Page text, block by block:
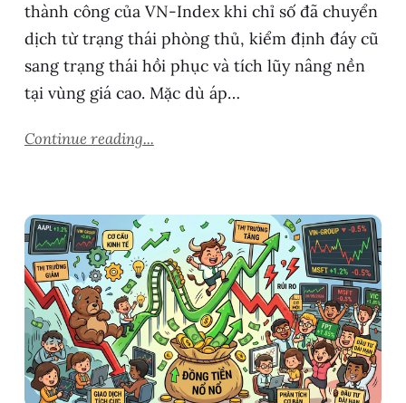
thành công của VN-Index khi chỉ số đã chuyển
dịch từ trạng thái phòng thủ, kiểm định đáy cũ
sang trạng thái hồi phục và tích lũy nâng nền
tại vùng giá cao. Mặc dù áp…
Continue reading...